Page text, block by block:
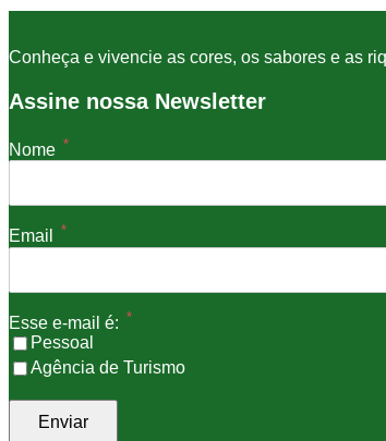
Conheça e vivencie as cores, os sabores e as
Assine nossa Newsletter
Nome *
Email *
Esse e-mail é: *
Pessoal
Agência de Turismo